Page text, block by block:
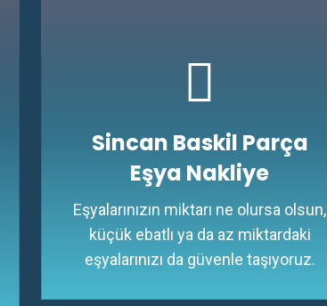
Sincan Baskil Parça
Eşya Nakliye
Eşyalarınızın miktarı ne olursa olsun,
küçük ebatlı ya da az miktardaki
eşyalarınızı da güvenle taşıyoruz.